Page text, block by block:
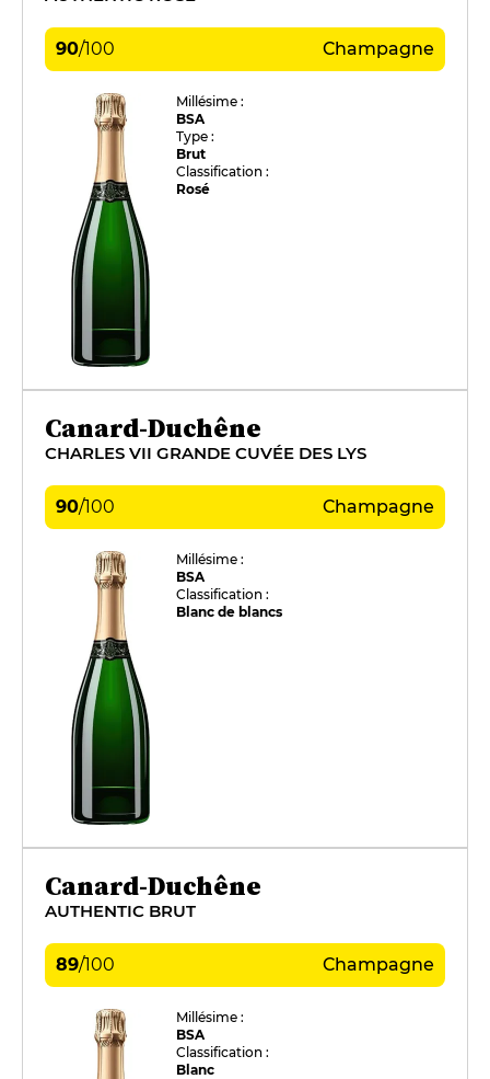
90/100 Champagne
Millésime :
BSA
Type :
Brut
Classification :
Rosé
Canard-Duchêne
CHARLES VII GRANDE CUVÉE DES LYS
90/100 Champagne
Millésime :
BSA
Classification :
Blanc de blancs
Canard-Duchêne
AUTHENTIC BRUT
89/100 Champagne
Millésime :
BSA
Classification :
Blanc